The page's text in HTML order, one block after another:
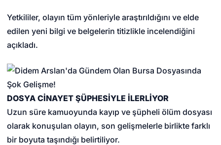
Yetkililer, olayın tüm yönleriyle araştırıldığını ve elde
edilen yeni bilgi ve belgelerin titizlikle incelendiğini
açıkladı.
DOSYA CİNAYET ŞÜPHESİYLE İLERLİYOR
Uzun süre kamuoyunda kayıp ve şüpheli ölüm dosyası
olarak konuşulan olayın, son gelişmelerle birlikte farklı
bir boyuta taşındığı belirtiliyor.